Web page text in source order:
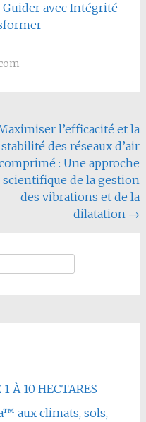
avec Intégrité
l’efficacité et la
stabilité des réseaux d’air
: Une approche
scientifique de la gestion
des vibrations et de la
dilatation →
À 10 HECTARES
aux climats, sols,